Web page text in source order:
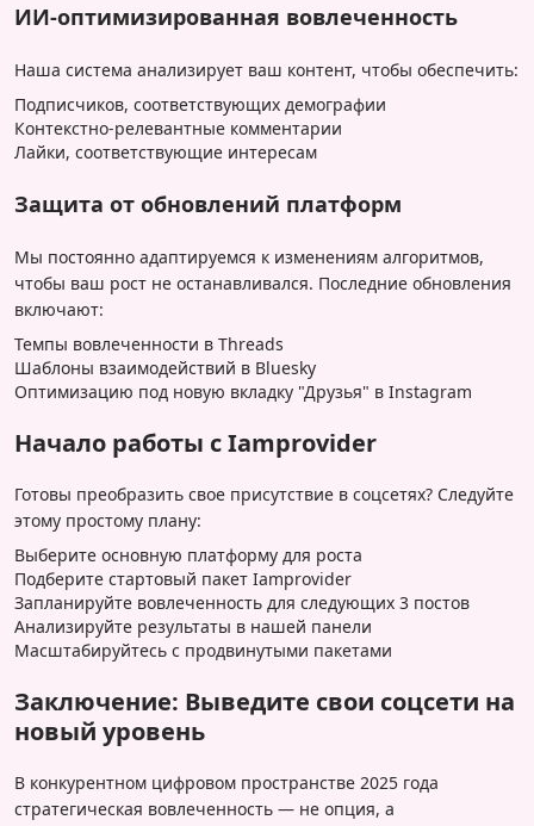
ИИ-оптимизированная вовлеченность
Наша система анализирует ваш контент, чтобы обеспечить:
Подписчиков, соответствующих демографии
Контекстно-релевантные комментарии
Лайки, соответствующие интересам
Защита от обновлений платформ
Мы постоянно адаптируемся к изменениям алгоритмов,
чтобы ваш рост не останавливался. Последние обновления
включают:
Темпы вовлеченности в Threads
Шаблоны взаимодействий в Bluesky
Оптимизацию под новую вкладку "Друзья" в Instagram
Начало работы с Iamprovider
Готовы преобразить свое присутствие в соцсетях? Следуйте
этому простому плану:
Выберите основную платформу для роста
Подберите стартовый пакет Iamprovider
Запланируйте вовлеченность для следующих 3 постов
Анализируйте результаты в нашей панели
Масштабируйтесь с продвинутыми пакетами
Заключение: Выведите свои соцсети на
новый уровень
В конкурентном цифровом пространстве 2025 года
стратегическая вовлеченность — не опция, а